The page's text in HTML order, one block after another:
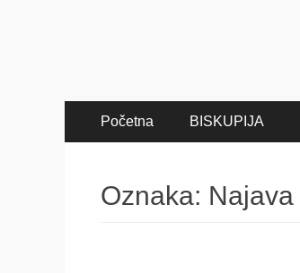
Primary
Menu
Početna BISKUPIJA
Oznaka: Najava